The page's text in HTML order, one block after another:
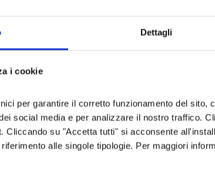
Dettagli
i cookie
per garantire il corretto funzionamento del sito,
social media e per analizzare il nostro traffico.
Cliccando su "Accetta tutti" si acconsente
alle singole tipologie. Per maggiori